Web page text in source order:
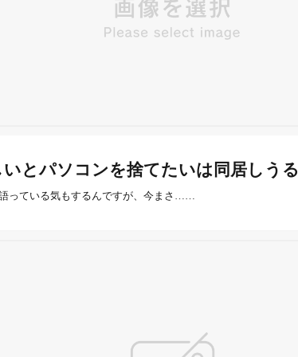
とパソコンを捨てたいは同居しうる
っている気もするんですが、今まさ……